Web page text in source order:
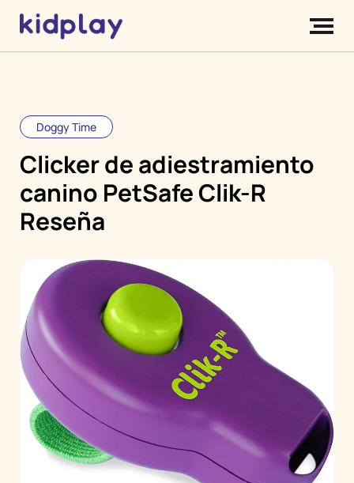
Doggy Time
Clicker de adiestramiento
canino PetSafe Clik-R
Reseña